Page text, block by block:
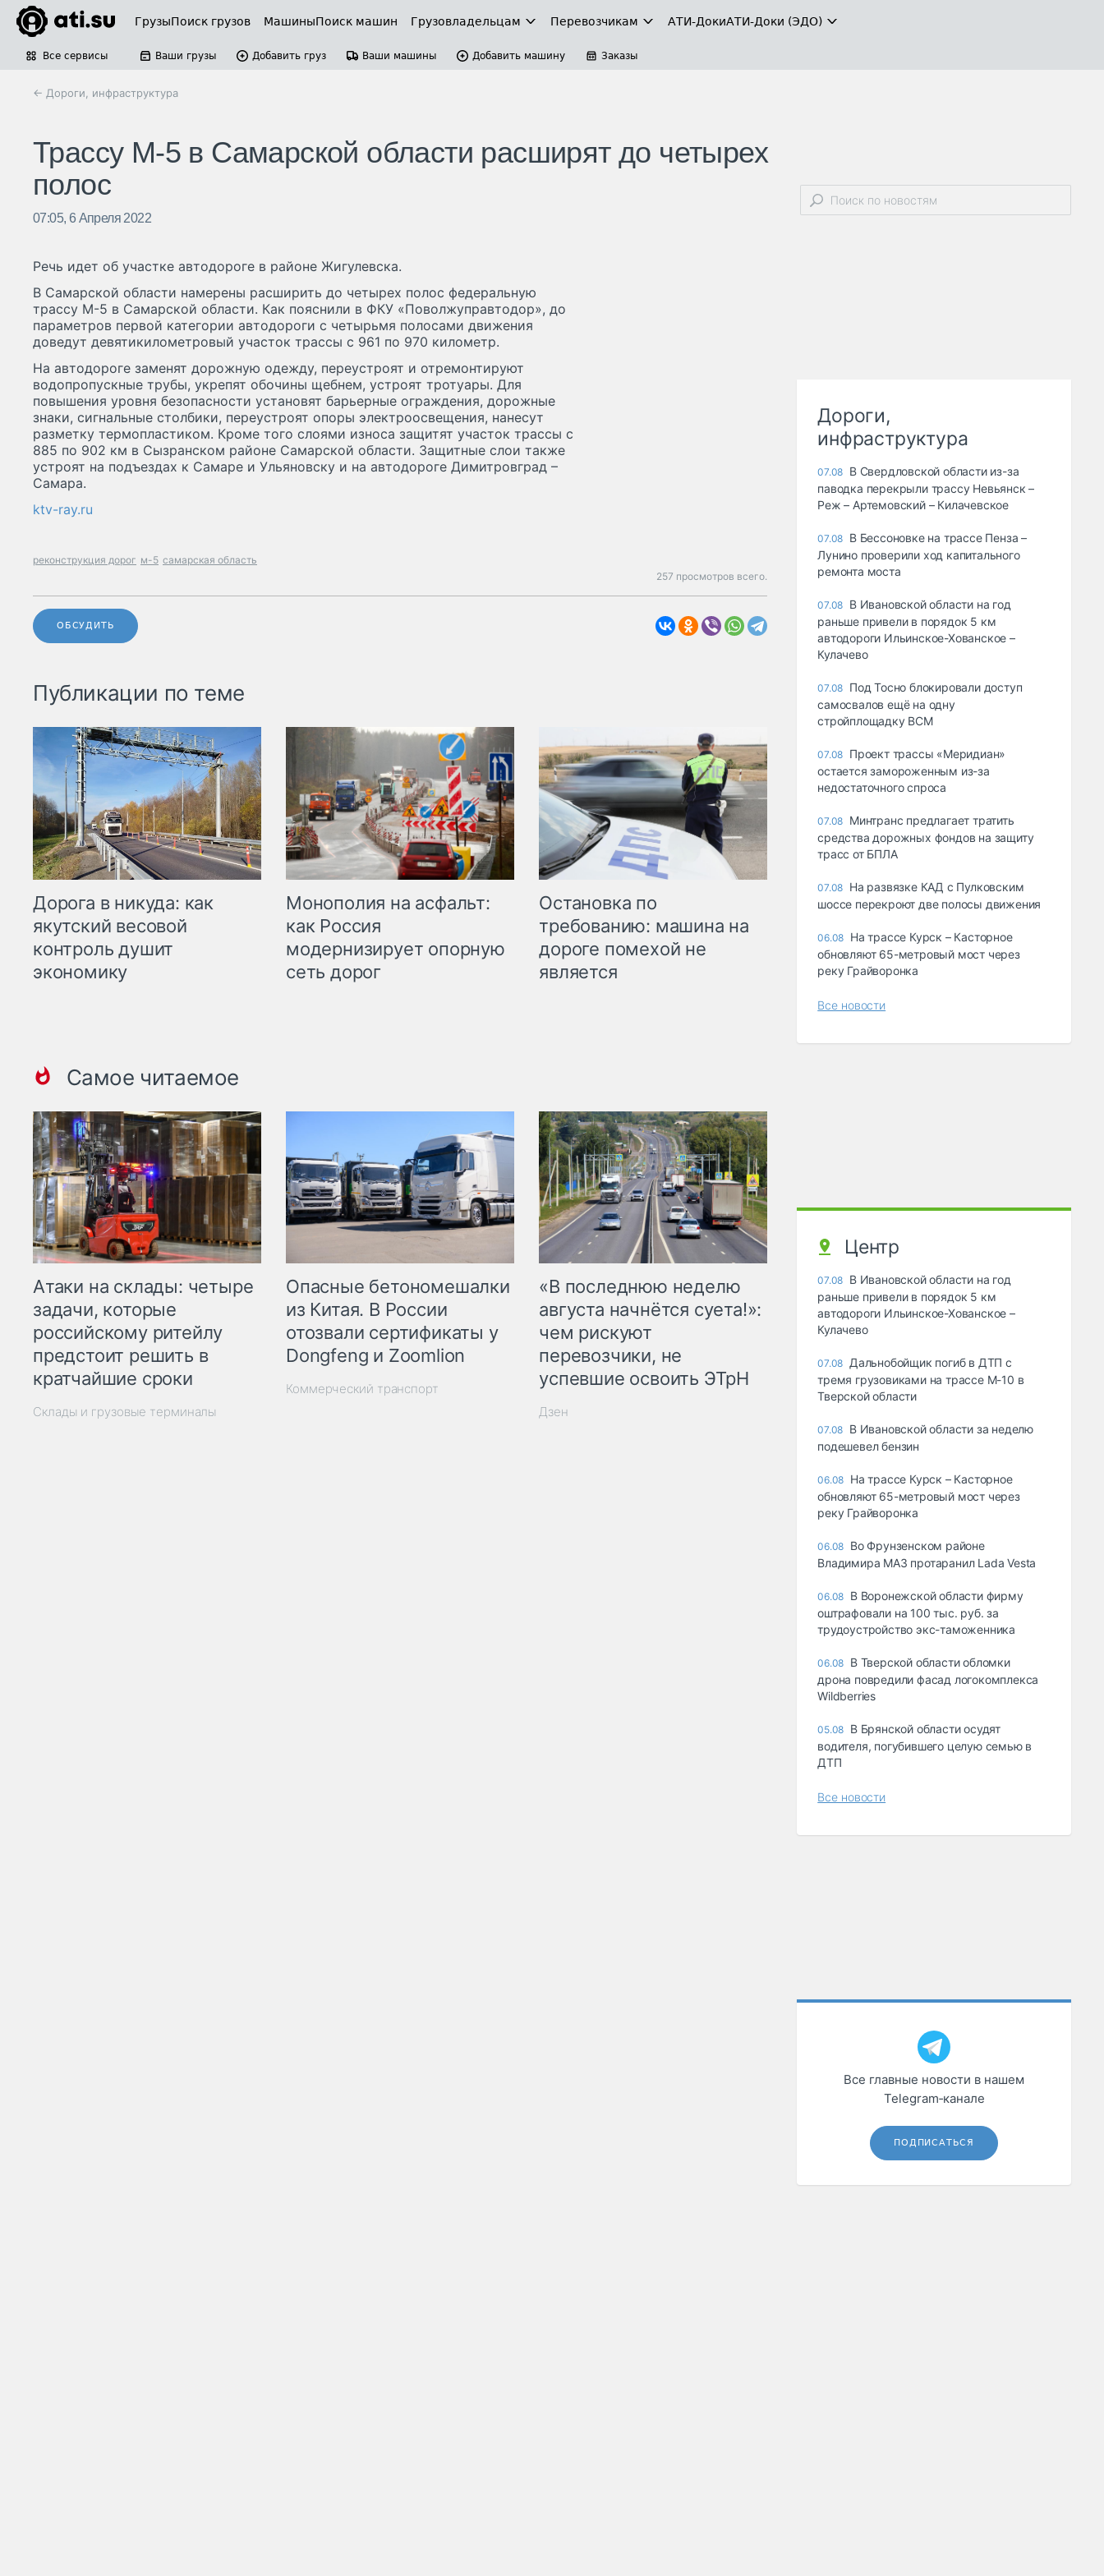
ГрузыПоиск грузов МашиныПоиск машин Грузовладельцам Перевозчикам АТИ-ДокиАТИ-Доки (ЭДО)
Все сервисы Ваши грузы Добавить груз Ваши машины Добавить машину Заказы
← Дороги, инфраструктура
Трассу М-5 в Самарской области расширят до четырех
полос
07:05, 6 Апреля 2022
Речь идет об участке автодороге в районе Жигулевска.
В Самарской области намерены расширить до четырех полос федеральную
трассу М-5 в Самарской области. Как пояснили в ФКУ «Поволжуправтодор», до
параметров первой категории автодороги с четырьмя полосами движения
доведут девятикилометровый участок трассы с 961 по 970 километр.
На автодороге заменят дорожную одежду, переустроят и отремонтируют
водопропускные трубы, укрепят обочины щебнем, устроят тротуары. Для
повышения уровня безопасности установят барьерные ограждения, дорожные
знаки, сигнальные столбики, переустроят опоры электроосвещения, нанесут
разметку термопластиком. Кроме того слоями износа защитят участок трассы с
885 по 902 км в Сызранском районе Самарской области. Защитные слои также
устроят на подъездах к Самаре и Ульяновску и на автодороге Димитровград –
Самара.
ktv-ray.ru
реконструкция дорог м-5 самарская область
257 просмотров всего.
ОБСУДИТЬ
Публикации по теме
Дорога в никуда: как
якутский весовой
контроль душит
экономику
Монополия на асфальт:
как Россия
модернизирует опорную
сеть дорог
Остановка по
требованию: машина на
дороге помехой не
является
Самое читаемое
Атаки на склады: четыре
задачи, которые
российскому ритейлу
предстоит решить в
кратчайшие сроки
Склады и грузовые терминалы
Опасные бетономешалки
из Китая. В России
отозвали сертификаты у
Dongfeng и Zoomlion
Коммерческий транспорт
«В последнюю неделю
августа начнётся суета!»:
чем рискуют
перевозчики, не
успевшие освоить ЭТрН
Дзен
Дороги,
инфраструктура
07.08 В Свердловской области из-за
паводка перекрыли трассу Невьянск –
Реж – Артемовский – Килачевское
07.08 В Бессоновке на трассе Пенза –
Лунино проверили ход капитального
ремонта моста
07.08 В Ивановской области на год
раньше привели в порядок 5 км
автодороги Ильинское-Хованское –
Кулачево
07.08 Под Тосно блокировали доступ
самосвалов ещё на одну
стройплощадку ВСМ
07.08 Проект трассы «Меридиан»
остается замороженным из-за
недостаточного спроса
07.08 Минтранс предлагает тратить
средства дорожных фондов на защиту
трасс от БПЛА
07.08 На развязке КАД с Пулковским
шоссе перекроют две полосы движения
06.08 На трассе Курск – Касторное
обновляют 65-метровый мост через
реку Грайворонка
Все новости
Центр
07.08 В Ивановской области на год
раньше привели в порядок 5 км
автодороги Ильинское-Хованское –
Кулачево
07.08 Дальнобойщик погиб в ДТП с
тремя грузовиками на трассе М-10 в
Тверской области
07.08 В Ивановской области за неделю
подешевел бензин
06.08 На трассе Курск – Касторное
обновляют 65-метровый мост через
реку Грайворонка
06.08 Во Фрунзенском районе
Владимира МАЗ протаранил Lada Vesta
06.08 В Воронежской области фирму
оштрафовали на 100 тыс. руб. за
трудоустройство экс-таможенника
06.08 В Тверской области обломки
дрона повредили фасад логокомплекса
Wildberries
05.08 В Брянской области осудят
водителя, погубившего целую семью в
ДТП
Все новости
Все главные новости в нашем
Telegram‑канале
ПОДПИСАТЬСЯ